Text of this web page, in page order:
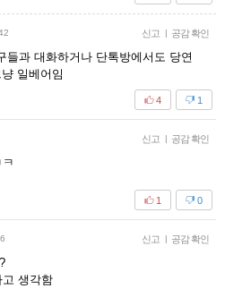
신고 | 공감 확인
들과 대화하거나 단톡방에서도 당연
일베어임
1
4
신고 | 공감 확인
0
1
신고 | 공감 확인
생각함